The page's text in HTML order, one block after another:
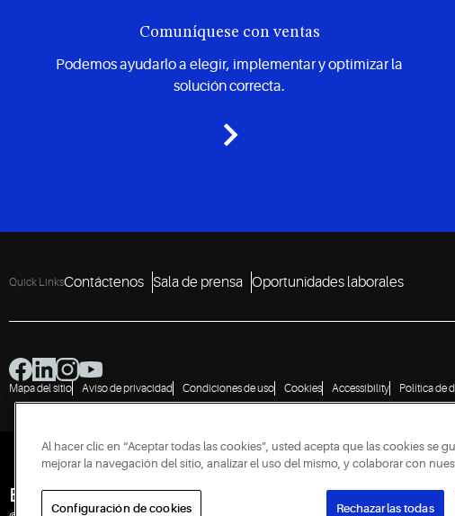
Comuníquese con ventas
Podemos ayudarlo a elegir, implementar y optimizar la
solución correcta.
Quick LinksContáctenos Sala de prensa Oportunidades laborales
Mapa del sitio Aviso de privacidad Condiciones de uso Cookies Accessibility Política de
Engineered for Sustainability
Al hacer clic en “Aceptar todas las cookies”, usted acepta que las cookies se
mejorar la navegación del sitio, analizar el uso del mismo, y colaborar con
Configuración de cookies Rechazarlas todas